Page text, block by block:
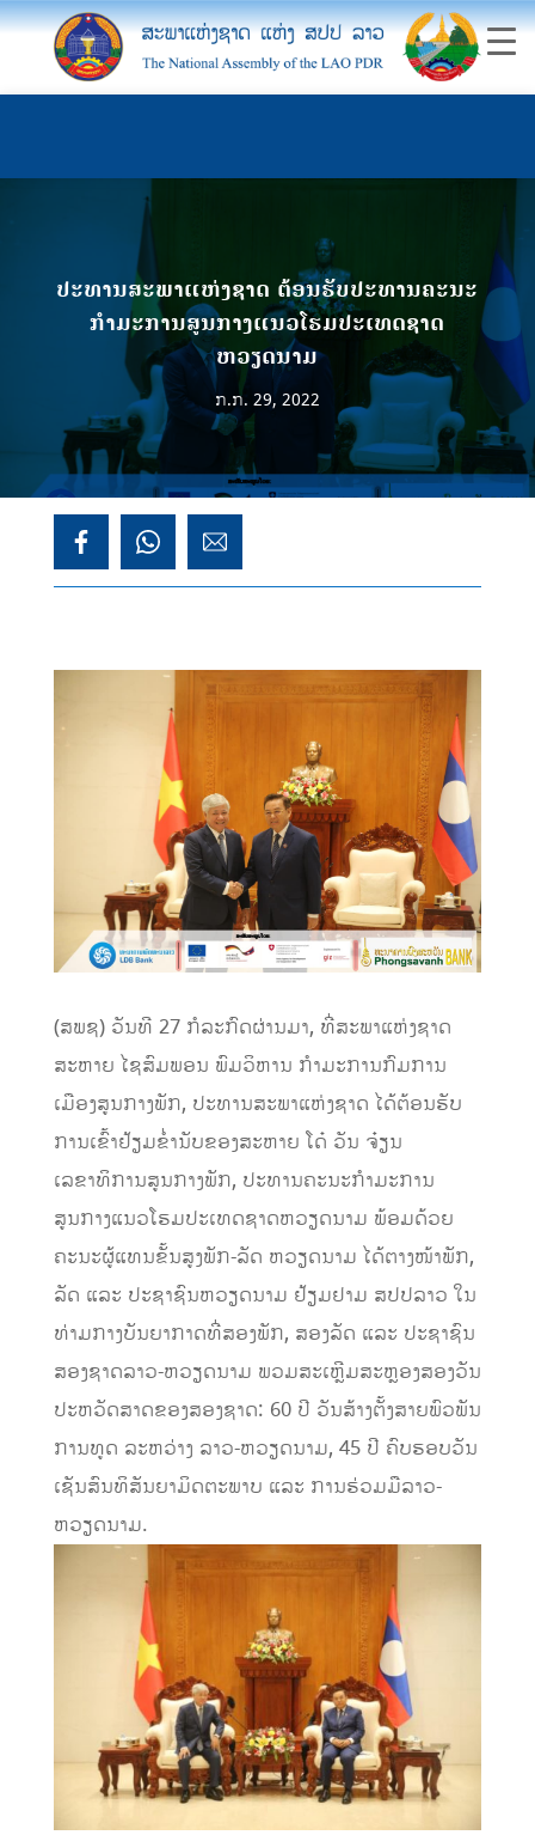
ປະທານສະພາແຫ່ງຊາດ ຕ້ອນຮັບປະທານຄະນະ
ກໍາມະການສູນກາງແນວໂຮມປະເທດຊາດ
ຫວຽດນາມ
ກ.ກ. 29, 2022
(ສພຊ) ວັນທີ 27 ກໍລະກົດຜ່ານມາ, ທີ່ສະພາແຫ່ງຊາດ
ສະຫາຍ ໄຊສົມພອນ ພົມວິຫານ ກໍາມະການກົມການ
ເມືອງສູນກາງພັກ, ປະທານສະພາແຫ່ງຊາດ ໄດ້ຕ້ອນຮັບ
ການເຂົ້າຢ້ຽມຂໍ່ານັບຂອງສະຫາຍ ໂດ໋ ວັນ ຈ໋ຽນ
ເລຂາທິການສູນກາງພັກ, ປະທານຄະນະກໍາມະການ
ສູນກາງແນວໂຮມປະເທດຊາດຫວຽດນາມ ພ້ອມດ້ວຍ
ຄະນະຜູ້ແທນຂັ້ນສູງພັກ-ລັດ ຫວຽດນາມ ໄດ້ຕາງໜ້າພັກ,
ລັດ ແລະ ປະຊາຊົນຫວຽດນາມ ຢ້ຽມຢາມ ສປປລາວ ໃນ
ທ່າມກາງບັນຍາກາດທີ່ສອງພັກ, ສອງລັດ ແລະ ປະຊາຊົນ
ສອງຊາດລາວ-ຫວຽດນາມ ພວມສະເຫຼີມສະຫຼອງສອງວັນ
ປະຫວັດສາດຂອງສອງຊາດ: 60 ປີ ວັນສ້າງຕັ້ງສາຍພົວພັນ
ການທູດ ລະຫວ່າງ ລາວ-ຫວຽດນາມ, 45 ປີ ຄົບຮອບວັນ
ເຊັນສົນທິສັນຍາມິດຕະພາບ ແລະ ການຮ່ວມມືລາວ-
ຫວຽດນາມ.